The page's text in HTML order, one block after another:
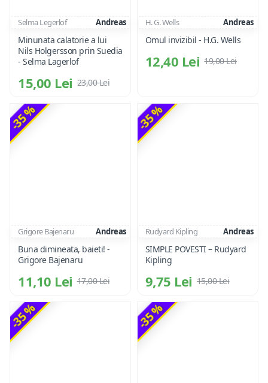
Selma Legerlof Andreas
Minunata calatorie a lui
Nils Holgersson prin Suedia
- Selma Lagerlof
15,00 Lei 23,00 Lei
H. G. Wells Andreas
Omul invizibil - H.G. Wells
12,40 Lei 19,00 Lei
-35 %
Grigore Bajenaru Andreas
Buna dimineata, baieti! -
Grigore Bajenaru
11,10 Lei 17,00 Lei
-35 %
Rudyard Kipling Andreas
SIMPLE POVESTI – Rudyard
Kipling
9,75 Lei 15,00 Lei
-35 % -35 %